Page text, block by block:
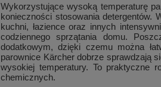
Wykorzystujące wysoką temperaturę
konieczności stosowania
kuchni, łazience oraz innych
codziennego sprzątania domu.
dodatkowym, dzięki czemu można
parownice Kärcher dobrze sprawdzają
wysokiej temperatury. To praktyczne
chemicznych.